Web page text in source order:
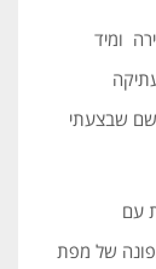
ומיד
שם שבצעתי
עם
של מפת